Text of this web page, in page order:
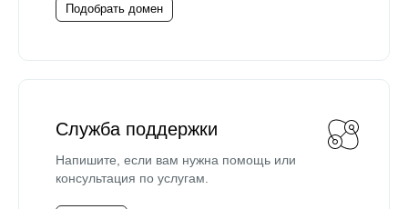
Подобрать домен
Служба поддержки
Напишите, если вам нужна помощь или
консультация по услугам.